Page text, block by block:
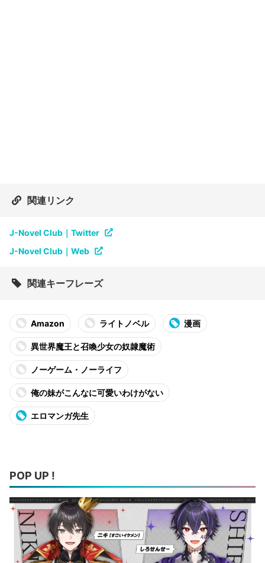
関連リンク
J-Novel Club｜Twitter
J-Novel Club｜Web
関連キーフレーズ
Amazon ライトノベル 漫画
異世界魔王と召喚少女の奴隷魔術
ノーゲーム・ノーライフ
俺の妹がこんなに可愛いわけがない
エロマンガ先生
POP UP !